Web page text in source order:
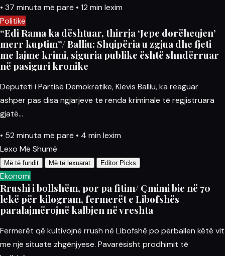
• 37 minuta më parë • 12 min lexim
Politikë
“Edi Rama ka dështuar, thirrja ‘Jepe dorëheqjen’
merr kuptim”/ Balliu: Shqipëria u zgjua dhe fjeti
me lajme krimi, siguria publike është shndërruar
në pasiguri kronike
Deputeti i Partisë Demokratike, Klevis Balliu, ka reaguar
ashpër pas disa ngjarjeve të rënda kriminale të regjistruara
gjatë…
• 52 minuta më parë • 4 min lexim
Lexo Më Shumë
Më të fundit Më të lexuarat Editor Picks
Ekonomi
Rrushi i bollshëm, por pa fitim/ Çmimi bie në 70
lekë për kilogram, fermerët e Libofshës
paralajmërojnë kalbjen në vreshta
Fermerët që kultivojnë rrush në Libofshë po përballen këtë vit
me një situatë zhgënjyese. Pavarësisht prodhimit të